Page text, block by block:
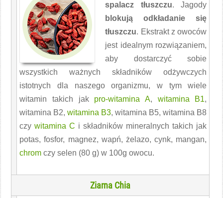
spalacz tłuszczu. Jagody
blokują odkładanie się
tłuszczu. Ekstrakt z owoców
jest idealnym rozwiązaniem,
aby dostarczyć sobie
wszystkich ważnych składników odżywczych
istotnych dla naszego organizmu, w tym wiele
witamin takich jak pro-witamina A, witamina B1,
witamina B2,witamina B3, witamina B5, witamina B8
czywitamina C i składników mineralnych takich jak
potas, fosfor, magnez, wapń, żelazo, cynk, mangan,
chrom czy selen (80 g) w 100g owocu.
Ziarna Chia